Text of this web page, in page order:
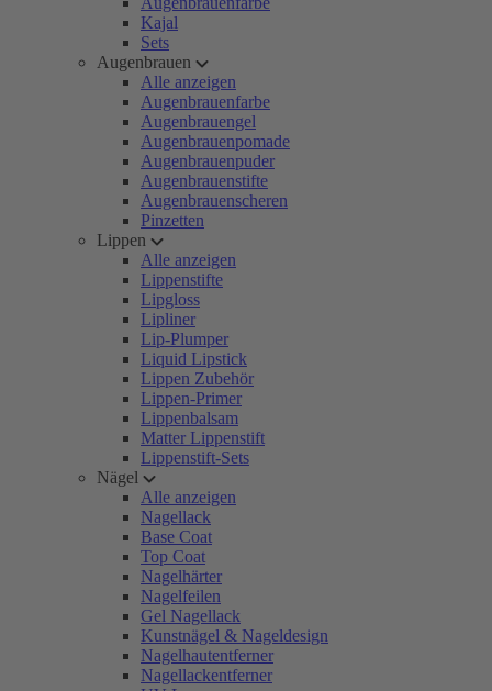
Kajal
Sets
Augenbrauen
Alle anzeigen
Augenbrauenfarbe
Augenbrauengel
Augenbrauenpomade
Augenbrauenpuder
Augenbrauenstifte
Augenbrauenscheren
Pinzetten
Lippen
Alle anzeigen
Lippenstifte
Lipgloss
Lipliner
Lip-Plumper
Liquid Lipstick
Lippen Zubehör
Lippen-Primer
Lippenbalsam
Matter Lippenstift
Lippenstift-Sets
Nägel
Alle anzeigen
Nagellack
Base Coat
Top Coat
Nagelhärter
Nagelfeilen
Gel Nagellack
Kunstnägel & Nageldesign
Nagelhautentferner
Nagellackentferner